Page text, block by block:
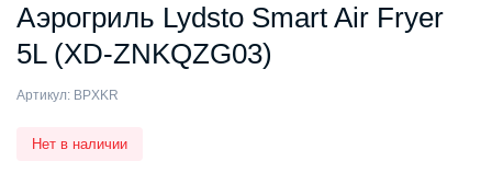
Аэрогриль Lydsto Smart Air Fryer
5L (XD-ZNKQZG03)
Артикул: BPXKR
Нет в наличии